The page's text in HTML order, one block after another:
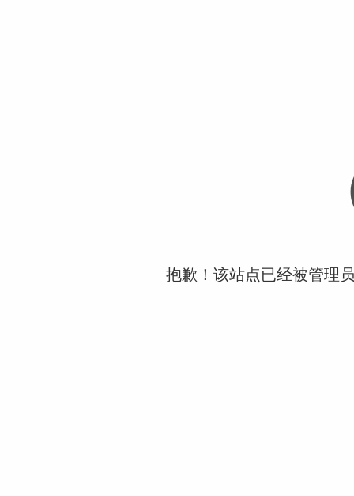
抱歉！该站点已经被管理